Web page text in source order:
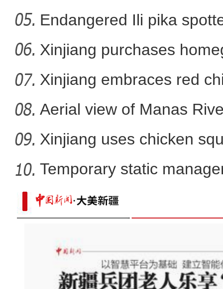
葡萄酒产业正成为新疆兵
新疆吉木乃县2.83万亩小麦
Endangered Ili pika
Xinjiang purchases
f
Xinjiang embraces red
Aerial view of Manas
Xinjiang uses chicken
Temporary static
parts